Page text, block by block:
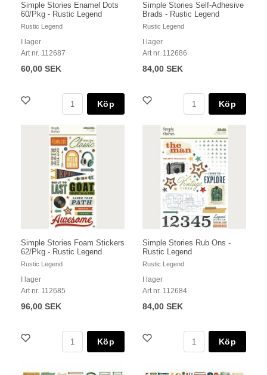
Simple Stories Enamel Dots
60/Pkg - Rustic Legend
Rustic Legend
I lager
Art nr. 112687
60,00 SEK
Köp
Simple Stories Self-Adhesive
Brads - Rustic Legend
Rustic Legend
I lager
Art nr. 112686
84,00 SEK
Köp
Simple Stories Foam Stickers
62/Pkg - Rustic Legend
Rustic Legend
I lager
Art nr. 112685
96,00 SEK
Köp
Simple Stories Rub Ons -
Rustic Legend
Rustic Legend
I lager
Art nr. 112684
84,00 SEK
Köp